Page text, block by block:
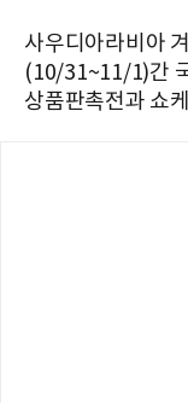
사우디아라비아
(10/31~11/1)간
상품판촉전과 쇼